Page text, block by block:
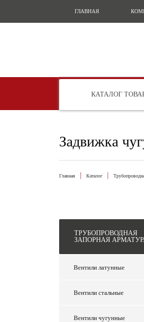
ГЛАВНАЯ
КАТАЛОГ
Задвижка
Главная Каталог
ТРУБОПРОВОДНАЯ
ЗАПОРНАЯ
Вентили латунные
Вентили стальные
Вентили чугунные